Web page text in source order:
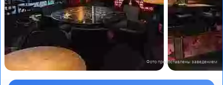
Фото предоставлены заведением